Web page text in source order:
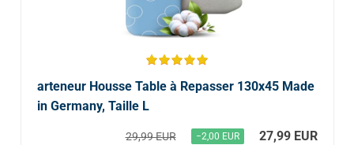
arteneur Housse Table à Repasser 130x45 Made
in Germany, Taille L
29,99 EUR −2,00 EUR 27,99 EUR